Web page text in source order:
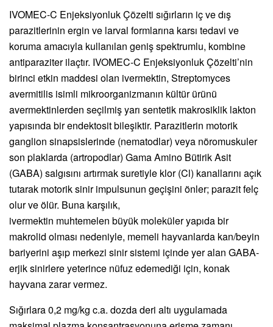
IVOMEC-C Enjeksiyonluk Çözelti sığırların iç ve dış
parazitlerinin ergin ve larval formlarına karsı tedavi ve
koruma amacıyla kullanılan geniş spektrumlu, kombine
antiparaziter ilaçtır. IVOMEC-C Enjeksiyonluk Çözelti’nin
birinci etkin maddesi olan ivermektin, Streptomyces
avermitilis isimli mikroorganizmanın kültür ürünü
avermektinlerden seçilmiş yarı sentetik makrosiklik lakton
yapısında bir endektosit bileşiktir. Parazitlerin motorik
ganglion sinapsislerinde (nematodlar) veya nöromuskuler
son plaklarda (artropodlar) Gama Amino Bütirik Asit
(GABA) salgısını artırmak suretiyle klor (Cl) kanallarını açık
tutarak motorik sinir impulsunun geçişini önler; parazit felç
olur ve ölür. Buna karşılık,
ivermektin muhtemelen büyük moleküler yapıda bir
makrolid olması nedeniyle, memeli hayvanlarda kan/beyin
bariyerini aşıp merkezi sinir sistemi içinde yer alan GABA-
erjik sinirlere yeterince nüfuz edemediği için, konak
hayvana zarar vermez.
Sığırlara 0,2 mg/kg c.a. dozda deri altı uygulamada